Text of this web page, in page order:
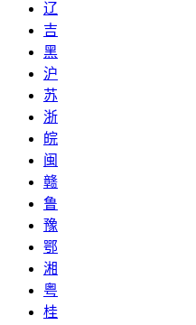
辽
吉
黑
沪
苏
浙
皖
闽
赣
鲁
豫
鄂
湘
粤
桂